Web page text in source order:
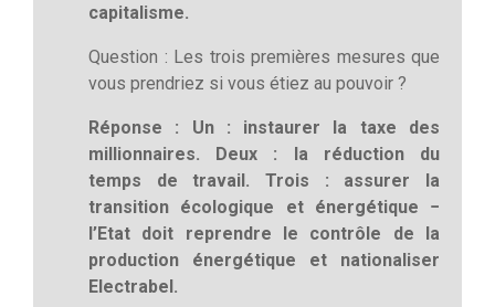
capitalisme.
Question : Les trois premières mesures que
vous prendriez si vous étiez au pouvoir ?
Réponse : Un : instaurer la taxe des
millionnaires. Deux : la réduction du
temps de travail. Trois : assurer la
transition écologique et énergétique −
l’Etat doit reprendre le contrôle de la
production énergétique et nationaliser
Electrabel.